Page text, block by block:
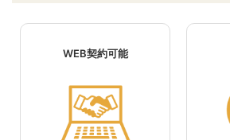
WEB契約可能